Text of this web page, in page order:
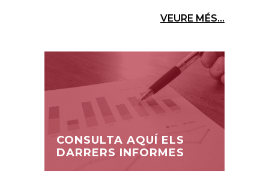
VEURE MÉS...
CONSULTA AQUÍ ELS
DARRERS INFORMES